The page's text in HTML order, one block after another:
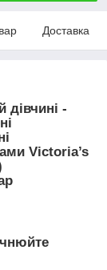
Доставка
дівчині -
Victoria’s